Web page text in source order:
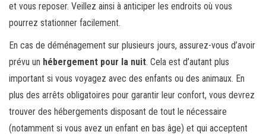
et vous reposer. Veillez ainsi à anticiper les endroits où vous
pourrez stationner facilement.
En cas de déménagement sur plusieurs jours, assurez-vous d’avoir
prévu un hébergement pour la nuit. Cela est d’autant plus
important si vous voyagez avec des enfants ou des animaux. En
plus des arrêts obligatoires pour garantir leur confort, vous devrez
trouver des hébergements disposant de tout le nécessaire
(notamment si vous avez un enfant en bas âge) et qui acceptent